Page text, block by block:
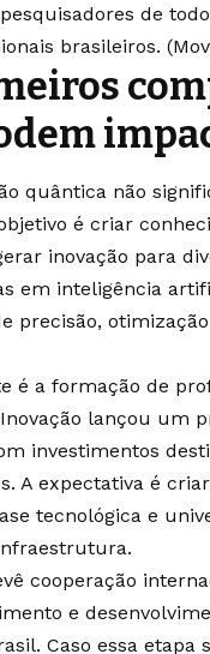
de
brasileiros. (
quântica não
é criar
inovação para
em inteligência
precisão,
é a formação de
lançou um
investimentos
A expectativa é
tecnológica e
cooperação
e
Caso essa etapa